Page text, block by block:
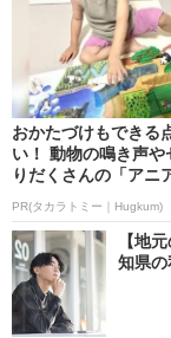
おかたづけもできる
い！ 動物の鳴き声や
りだくさんの「ア
PR(タカラトミー｜Hugkum)
【地
知県の